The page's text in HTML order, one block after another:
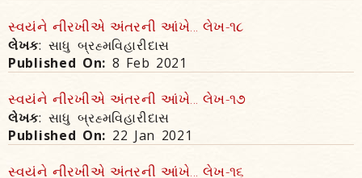
સ્વયંને નીરખીએ અંતરની આંખે... લેખ-૧૮
લેખક: સાધુ બ્રહ્મવિહારીદાસ
Published On: 8 Feb 2021
સ્વયંને નીરખીએ અંતરની આંખે... લેખ-૧૭
લેખક: સાધુ બ્રહ્મવિહારીદાસ
Published On: 22 Jan 2021
સ્વયંને નીરખીએ અંતરની આંખે... લેખ-૧૬